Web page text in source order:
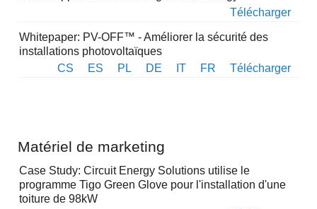
Télécharger
Whitepaper: PV-OFF™ - Améliorer la sécurité des
installations photovoltaïques
CS
ES PL DE IT FR Télécharger
Matériel de marketing
Case Study: Circuit Energy Solutions utilise le
programme Tigo Green Glove pour l'installation d'une
toiture de 98kW